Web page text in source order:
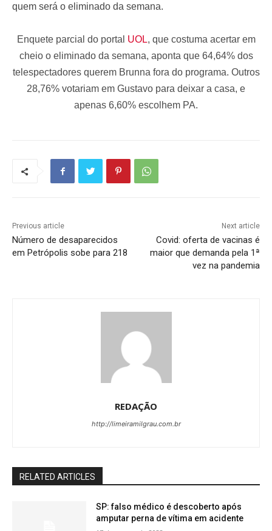
quem será o eliminado da semana.
Enquete parcial do portal UOL, que costuma acertar em
cheio o eliminado da semana, aponta que 64,64% dos
telespectadores querem Brunna fora do programa. Outros
28,76% votariam em Gustavo para deixar a casa, e
apenas 6,60% escolhem PA.
Previous article
Número de desaparecidos
em Petrópolis sobe para 218
Next article
Covid: oferta de vacinas é
maior que demanda pela 1ª
vez na pandemia
REDAÇÃO
http://limeiramilgrau.com.br
RELATED ARTICLES
SP: falso médico é descoberto após
amputar perna de vítima em acidente